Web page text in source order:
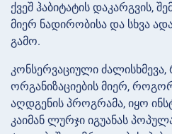
ქვეშ ჰაბიტატის დაკარგვის,
მიერ ნადირობისა და სხვა
გამო.
კონსერვაციული
ორგანიზაციების მიერ,
აღდგენის პროგრამა, იყო
კაიმან ლურჯი იგუანას